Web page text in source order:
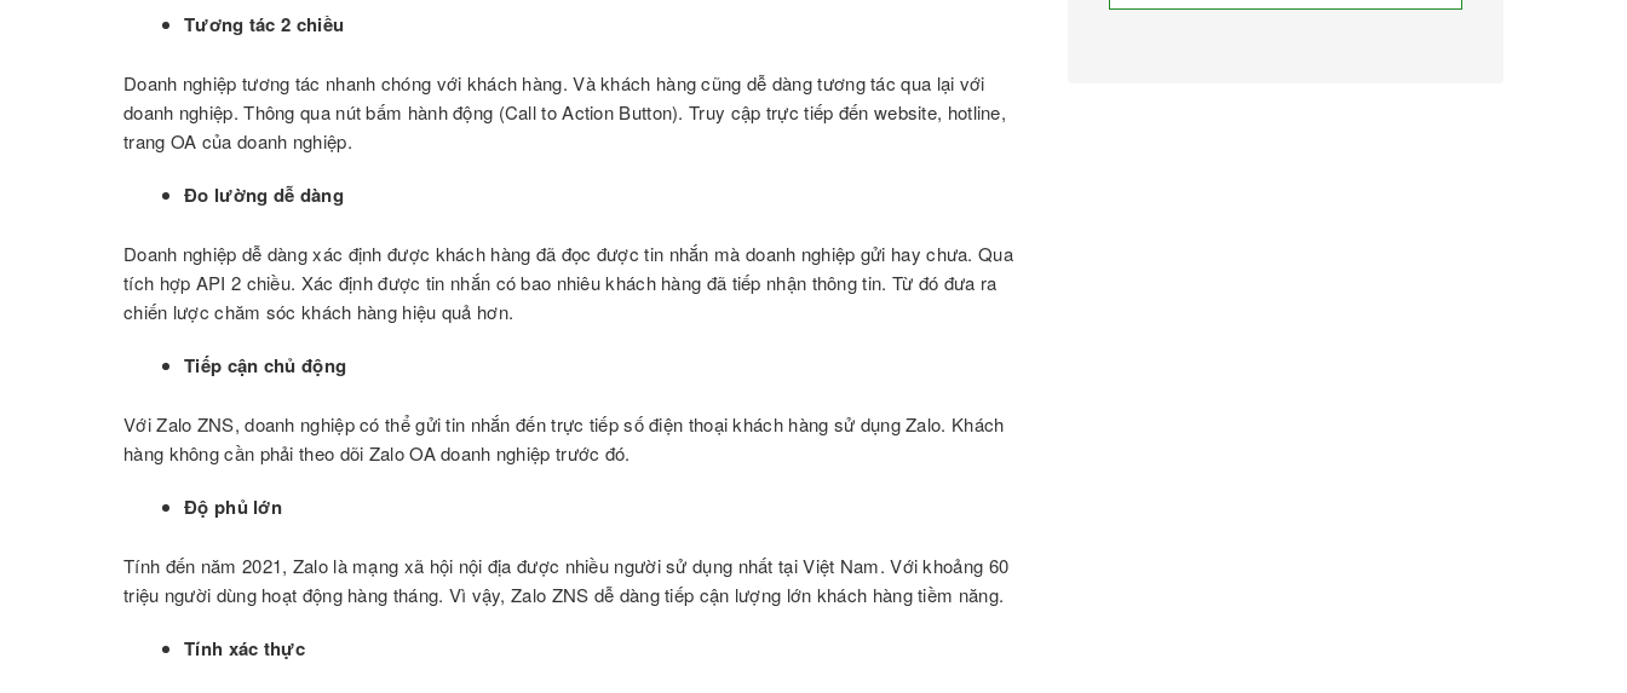
Tương tác 2 chiều
Doanh nghiệp tương tác nhanh chóng với khách hàng. Và khách hàng cũng dễ dàng tương tác qua lại với
doanh nghiệp. Thông qua nút bấm hành động (Call to Action Button). Truy cập trực tiếp đến website, hotline,
trang OA của doanh nghiệp.
Đo lường dễ dàng
Doanh nghiệp dễ dàng xác định được khách hàng đã đọc được tin nhắn mà doanh nghiệp gửi hay chưa. Qua
tích hợp API 2 chiều. Xác định được tin nhắn có bao nhiêu khách hàng đã tiếp nhận thông tin. Từ đó đưa ra
chiến lược chăm sóc khách hàng hiệu quả hơn.
Tiếp cận chủ động
Với Zalo ZNS, doanh nghiệp có thể gửi tin nhắn đến trực tiếp số điện thoại khách hàng sử dụng Zalo. Khách
hàng không cần phải theo dõi Zalo OA doanh nghiệp trước đó.
Độ phủ lớn
Tính đến năm 2021, Zalo là mạng xã hội nội địa được nhiều người sử dụng nhất tại Việt Nam. Với khoảng 60
triệu người dùng hoạt động hàng tháng. Vì vậy, Zalo ZNS dễ dàng tiếp cận lượng lớn khách hàng tiềm năng.
Tính xác thực